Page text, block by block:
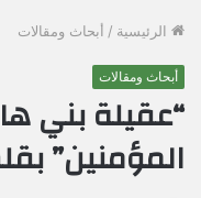
الرئيسية / أبحاث ومقالات
أبحاث ومقالات
“عقيلة بني
المؤمنين”